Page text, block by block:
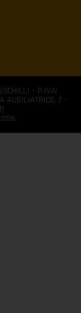
- P.IVA:
AUSILIATRICE, 7 -